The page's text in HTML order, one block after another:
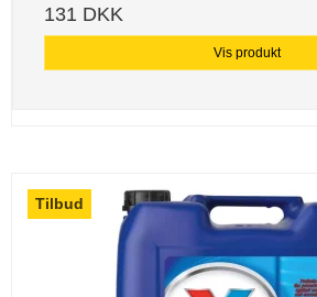
131 DKK
Vis produkt
Tilbud